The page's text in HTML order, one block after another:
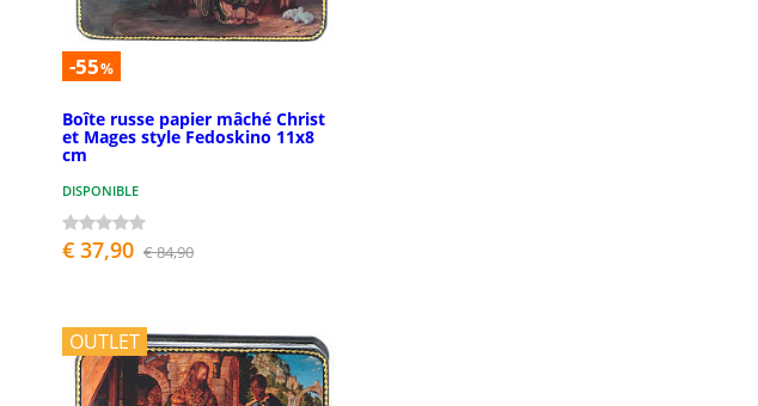
-55%
Boîte russe papier mâché Christ
et Mages style Fedoskino 11x8
cm
DISPONIBLE
€ 37,90 € 84,90
OUTLET